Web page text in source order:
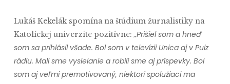
Lukáš Kekelák spomína na štúdium žurnalistiky na
Katolíckej univerzite pozitívne:„Prišiel som a hneď
som sa prihlásil všade. Bol som v televízii Unica aj v Pulz
rádiu. Mali sme vysielanie a robili sme aj príspevky. Bol
som aj veľmi premotivovaný, niektorí spolužiaci ma